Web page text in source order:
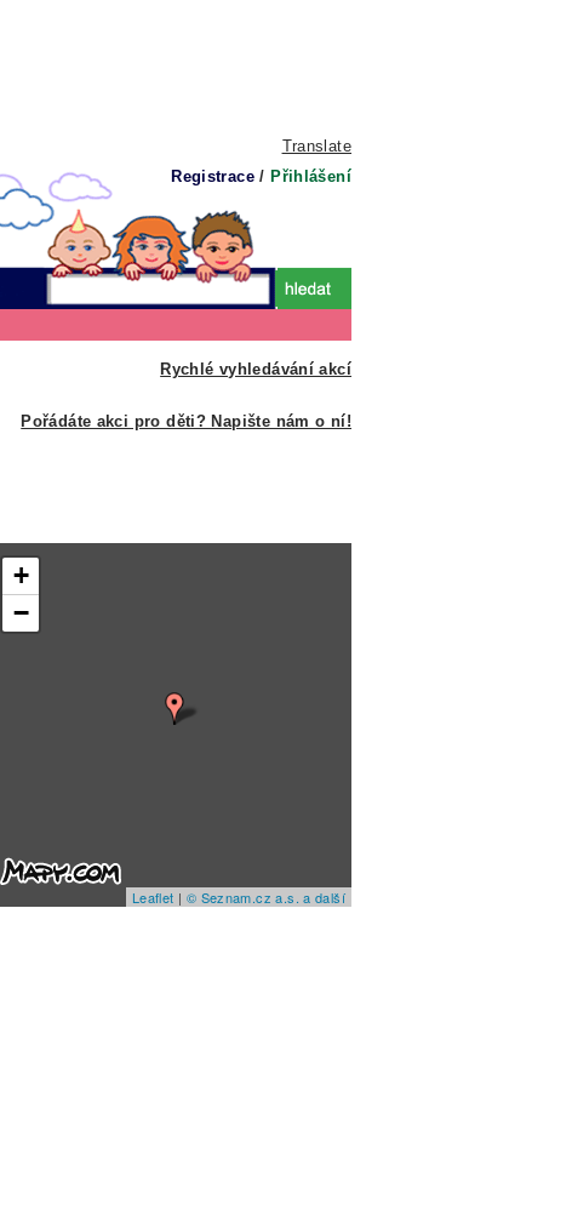
Translate
Registrace / Přihlášení
Rychlé vyhledávání akcí
Pořádáte akci pro děti? Napište nám o ní!
+
−
Leaflet | © Seznam.cz a.s. a další